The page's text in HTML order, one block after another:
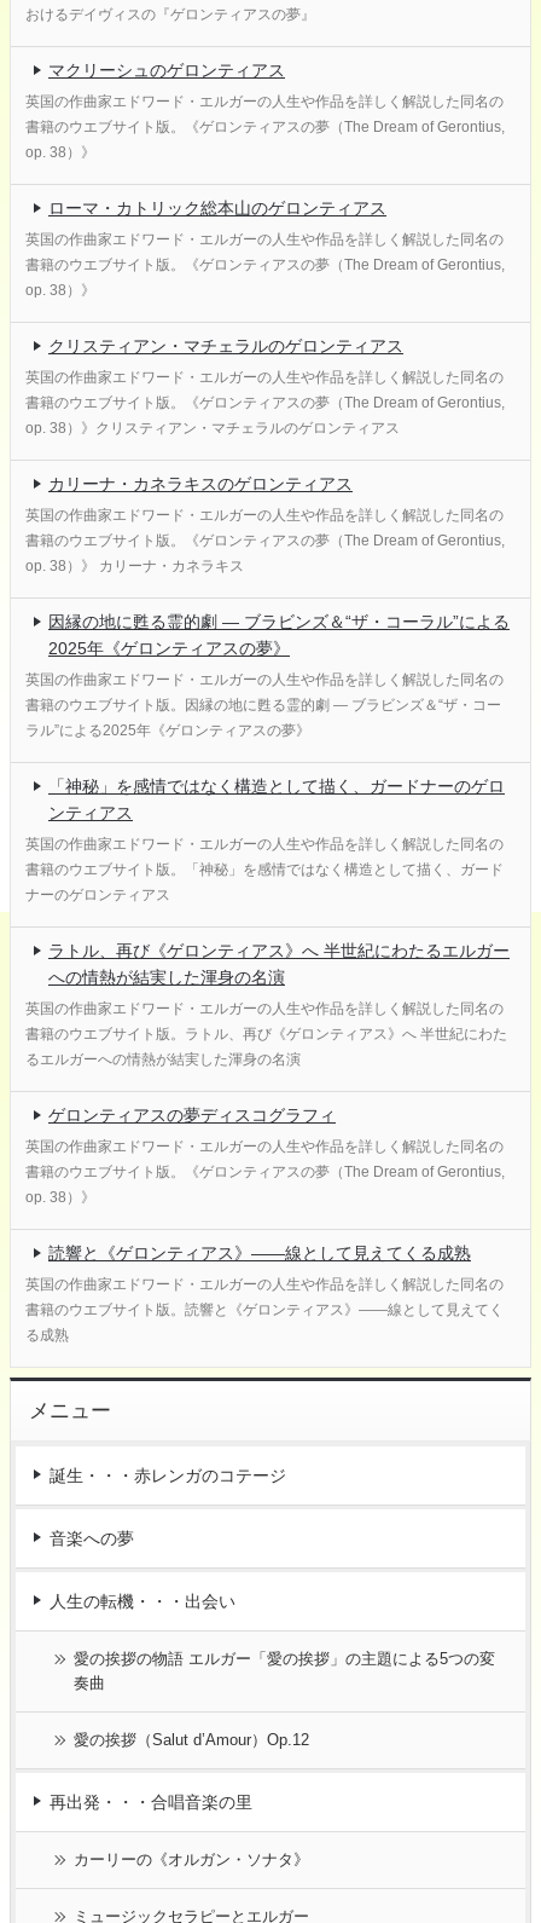
おけるデイヴィスの『ゲロンティアスの夢』
マクリーシュのゲロンティアス
英国の作曲家エドワード・エルガーの人生や作品を詳しく解説した同名の
書籍のウエブサイト版。《ゲロンティアスの夢（The Dream of Gerontius,
op. 38）》
ローマ・カトリック総本山のゲロンティアス
英国の作曲家エドワード・エルガーの人生や作品を詳しく解説した同名の
書籍のウエブサイト版。《ゲロンティアスの夢（The Dream of Gerontius,
op. 38）》
クリスティアン・マチェラルのゲロンティアス
英国の作曲家エドワード・エルガーの人生や作品を詳しく解説した同名の
書籍のウエブサイト版。《ゲロンティアスの夢（The Dream of Gerontius,
op. 38）》クリスティアン・マチェラルのゲロンティアス
カリーナ・カネラキスのゲロンティアス
英国の作曲家エドワード・エルガーの人生や作品を詳しく解説した同名の
書籍のウエブサイト版。《ゲロンティアスの夢（The Dream of Gerontius,
op. 38）》 カリーナ・カネラキス
因縁の地に甦る霊的劇 ― ブラビンズ＆“ザ・コーラル”による
2025年《ゲロンティアスの夢》
英国の作曲家エドワード・エルガーの人生や作品を詳しく解説した同名の
書籍のウエブサイト版。因縁の地に甦る霊的劇 ― ブラビンズ＆“ザ・コー
ラル”による2025年《ゲロンティアスの夢》
「神秘」を感情ではなく構造として描く、ガードナーのゲロ
ンティアス
英国の作曲家エドワード・エルガーの人生や作品を詳しく解説した同名の
書籍のウエブサイト版。「神秘」を感情ではなく構造として描く、ガード
ナーのゲロンティアス
ラトル、再び《ゲロンティアス》へ 半世紀にわたるエルガー
への情熱が結実した渾身の名演
英国の作曲家エドワード・エルガーの人生や作品を詳しく解説した同名の
書籍のウエブサイト版。ラトル、再び《ゲロンティアス》へ 半世紀にわた
るエルガーへの情熱が結実した渾身の名演
ゲロンティアスの夢ディスコグラフィ
英国の作曲家エドワード・エルガーの人生や作品を詳しく解説した同名の
書籍のウエブサイト版。《ゲロンティアスの夢（The Dream of Gerontius,
op. 38）》
読響と《ゲロンティアス》——線として見えてくる成熟
英国の作曲家エドワード・エルガーの人生や作品を詳しく解説した同名の
書籍のウエブサイト版。読響と《ゲロンティアス》——線として見えてく
る成熟
メニュー
誕生・・・赤レンガのコテージ
音楽への夢
人生の転機・・・出会い
愛の挨拶の物語 エルガー「愛の挨拶」の主題による5つの変
奏曲
愛の挨拶（Salut d’Amour）Op.12
再出発・・・合唱音楽の里
カーリーの《オルガン・ソナタ》
ミュージックセラピーとエルガー